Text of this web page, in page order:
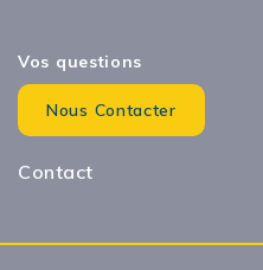
Vos questions
Nous Contacter
Contact